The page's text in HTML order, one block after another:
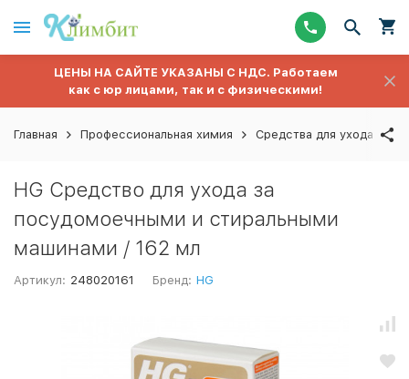
ЦЕНЫ НА САЙТЕ УКАЗАНЫ С НДС. Работаем
как с юр лицами, так и с физическими!
Главная Профессиональная химия Средства для ухода за
HG Средство для ухода за
посудомоечными и стиральными
машинами / 162 мл
Артикул: 248020161 Бренд: HG